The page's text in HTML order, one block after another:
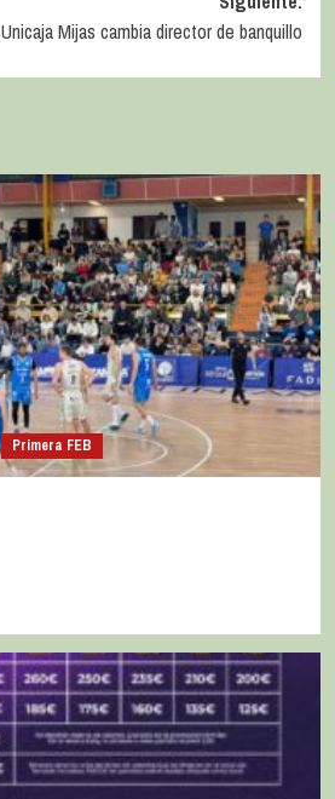
Unicaja Mijas cambia director de banquillo
Primera FEB